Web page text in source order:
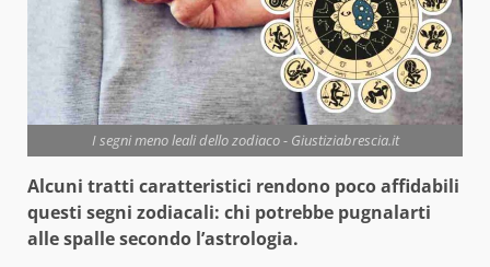
I segni meno leali dello zodiaco - Giustiziabrescia.it
Alcuni tratti caratteristici rendono poco affidabili
questi segni zodiacali: chi potrebbe pugnalarti
alle spalle secondo l’astrologia.